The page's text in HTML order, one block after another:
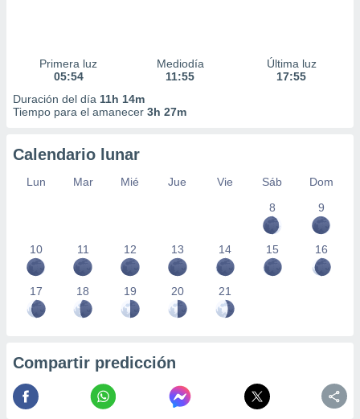
Primera luz
05:54
Mediodía
11:55
Última luz
17:55
Duración del día 11h 14m
Tiempo para el amanecer 3h 27m
Calendario lunar
Lun Mar Mié Jue Vie Sáb
Dom
8
9
10 11 12 13 14 15 16
17 18 19 20 21
Compartir predicción